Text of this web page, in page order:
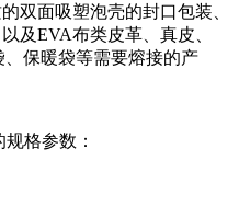
双面吸塑泡壳的封口包装、
及EVA布类皮革、真皮、
、保暖袋等需要熔接的产
规格参数：